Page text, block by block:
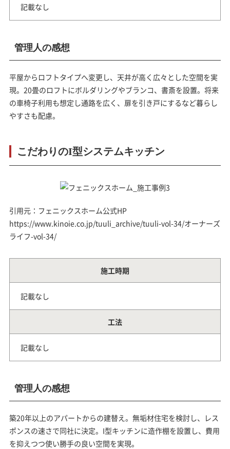
記載なし
管理人の感想
平屋からロフトタイプへ変更し、天井が高く広々とした空間を実
現。20畳のロフトにボルダリングやブランコ、書斎を設置。将来
の車椅子利用も想定し通路を広く、扉を引き戸にするなど暮らし
やすさも配慮。
こだわりのI型システムキッチン
引用元：フェニックスホーム公式HP
https://www.kinoie.co.jp/tuuli_archive/tuuli-vol-34/オーナーズ
ライフ-vol-34/
施工時期
記載なし
工法
記載なし
管理人の感想
築20年以上のアパートからの建替え。無垢材住宅を検討し、レス
ポンスの速さで同社に決定。I型キッチンに造作棚を設置し、費用
を抑えつつ使い勝手の良い空間を実現。